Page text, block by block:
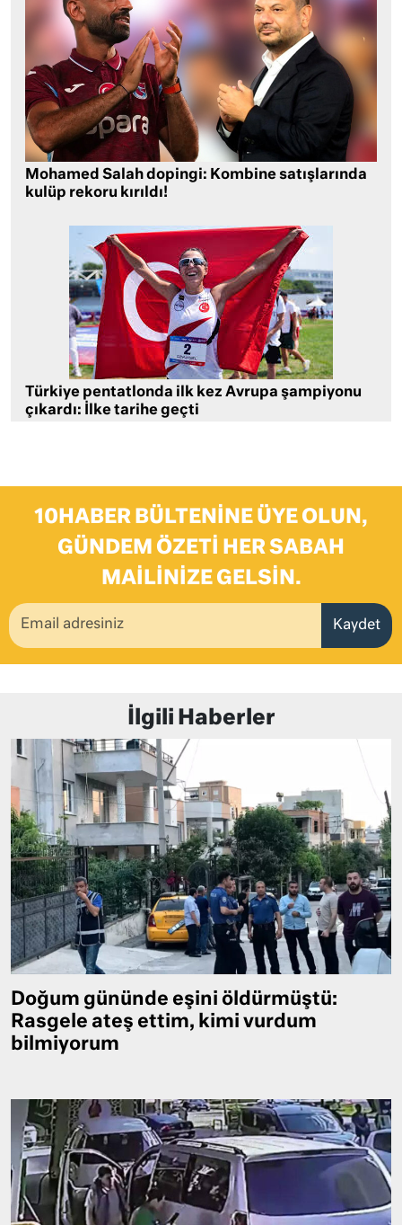
Mohamed Salah dopingi: Kombine satışlarında
kulüp rekoru kırıldı!
Türkiye pentatlonda ilk kez Avrupa şampiyonu
çıkardı: İlke tarihe geçti
10HABER BÜLTENINE ÜYE OLUN,
GÜNDEM ÖZETI HER SABAH
MAILINIZE GELSIN.
Kaydet
İlgili Haberler
Doğum gününde eşini öldürmüştü:
Rasgele ateş ettim, kimi vurdum
bilmiyorum